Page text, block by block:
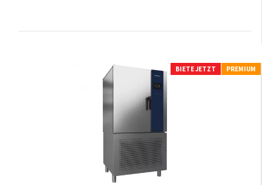
BIETE JETZT PREMIUM